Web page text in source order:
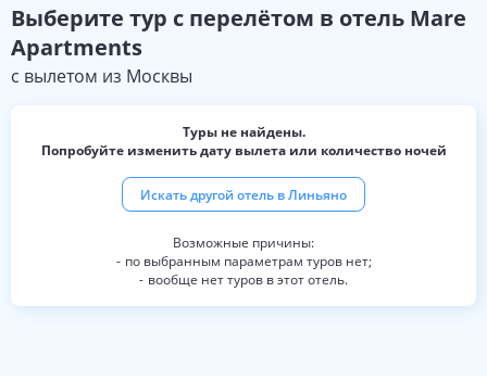
Выберите тур с перелётом в отель Mare
Apartments
с вылетом из Москвы
Туры не найдены.
Попробуйте изменить дату вылета или количество ночей
Искать другой отель вЛиньяно
по выбранным параметрам туров нет;
вообще нет туров в этот отель.